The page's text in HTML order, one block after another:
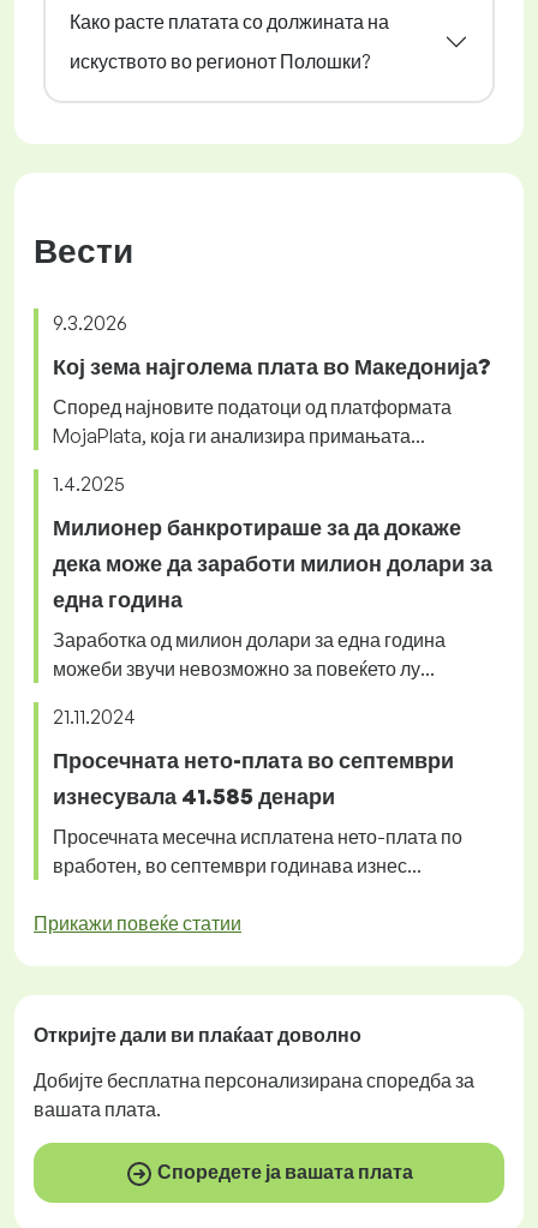
Како расте платата со должината на
искуството во регионот Полошки?
Вести
9.3.2026
Кој зема најголема плата во Македонија?
Според најновите податоци од платформата
MojaPlata, која ги анализира примањата...
1.4.2025
Милионер банкротираше за да докаже
дека може да заработи милион долари за
една година
Заработка од милион долари за една година
можеби звучи невозможно за повеќето лу...
21.11.2024
Просечната нето-плата во септември
изнесувала 41.585 денари
Просечната месечна исплатена нето-плата по
вработен, во септември годинава изнес...
Прикажи повеќе статии
Откријте дали ви плаќаатдоволно
Добијте бесплатна персонализирана споредба за
вашата плата.
Споредете ја вашата плата